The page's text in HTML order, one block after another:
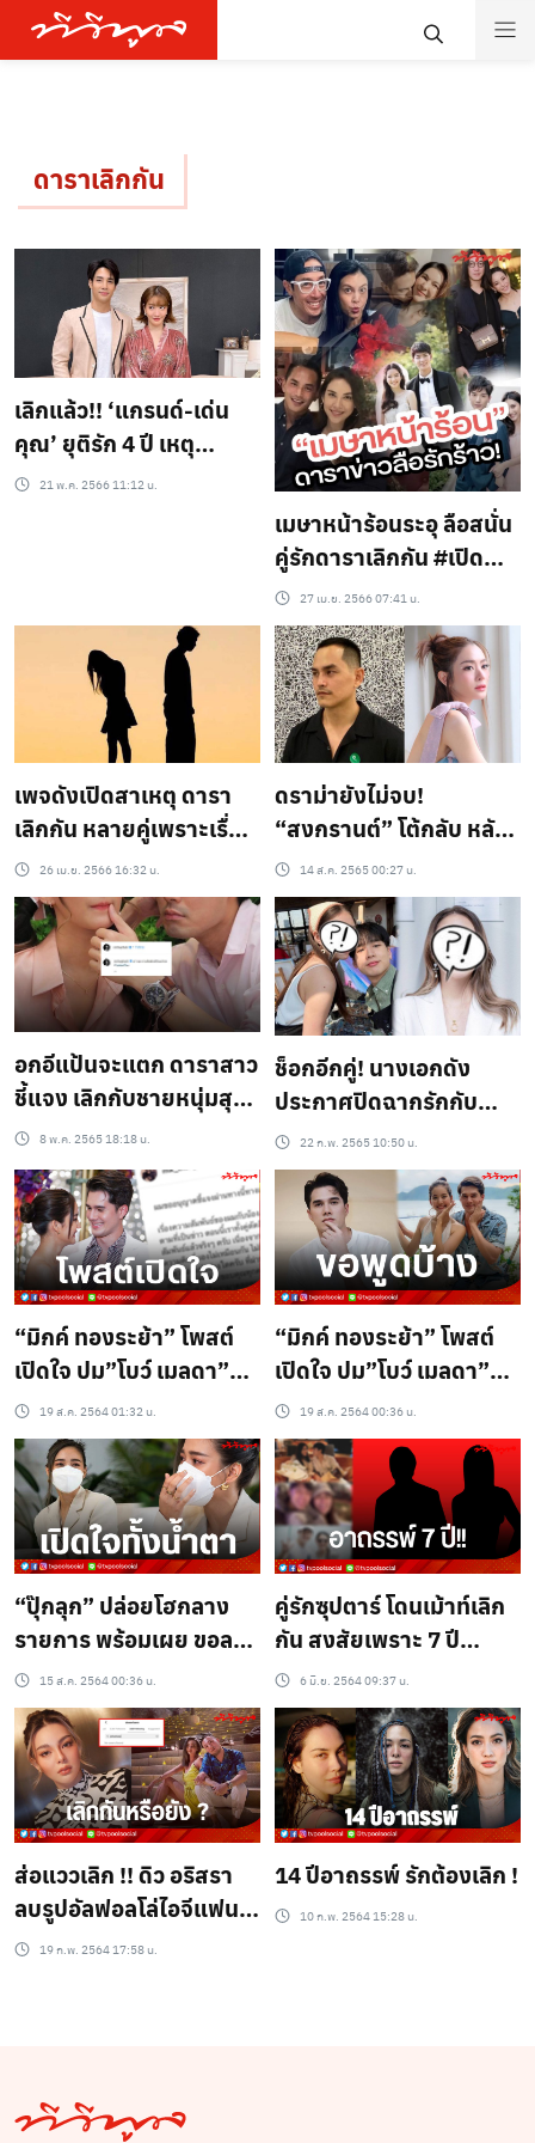
ดาราเลิกกัน
เลิกแล้ว!! ‘แกรนด์-เด่น
คุณ’ ยุติรัก 4 ปี เหตุ
เพราะ…??
21 พ.ค. 2566 11:12 น.
เมษาหน้าร้อนระอุ ลือสนั่น
คู่รักดาราเลิกกัน #เปิด
คู่รักดารามีข่าวลือส่อรัก
ร้าว #สะเทือนวงการ
บันเทิง (ชมคลิป)
27 เม.ย. 2566 07:41 น.
เพจดังเปิดสาเหตุ ดารา
เลิกกัน หลายคู่เพราะเรื่อง
นี้… น่ากลัวยิ่งกว่ามือที่
สาม !
26 เม.ย. 2566 16:32 น.
ดราม่ายังไม่จบ!
“สงกรานต์” โต้กลับ หลัง
เจอ แซะ “แอฟ ทักษอร”
เรื่องลูก
14 ส.ค. 2565 00:27 น.
อกอีแป้นจะแตก ดาราสาว
ชี้แจง เลิกกับชายหนุ่มสุด
ฮอตแล้ว
8 พ.ค. 2565 18:18 น.
ช็อกอีกคู่! นางเอกดัง
ประกาศปิดฉากรักกับ
แฟนหนุ่มหล่อดีกรีหมอ
ลั่น! ตอนนี้ยังเอิร์ทหนัก
อยู่…
22 ก.พ. 2565 10:50 น.
“มิกค์ ทองระย้า” โพสต์
เปิดใจ ปม”โบว์ เมลดา”
ทัศนคติไม่ตรงกัน!
19 ส.ค. 2564 01:32 น.
“มิกค์ ทองระย้า” โพสต์
เปิดใจ ปม”โบว์ เมลดา”
ทัศนคติไม่ตรงกัน!
19 ส.ค. 2564 00:36 น.
“ปุ๊กลุก” ปล่อยโฮกลาง
รายการ พร้อมเผย ขอลด
สถานะ “ไมค์” เป็นแค่
เพื่อน ขอใช้ชีวิตทั้งหมด
ดูแลแม่
15 ส.ค. 2564 00:36 น.
คู่รักซุปตาร์ โดนเม้าท์เลิก
กัน สงสัยเพราะ 7 ปี
อาถรรพ์?!!
6 มิ.ย. 2564 09:37 น.
ส่อแววเลิก !! ดิว อริสรา
ลบรูปอัลฟอลโล่ไอจีแฟน
หนุ่ม19 ก.พ. 2564 17:58 น.
14 ปีอาถรรพ์ รักต้องเลิก !
10 ก.พ. 2564 15:28 น.